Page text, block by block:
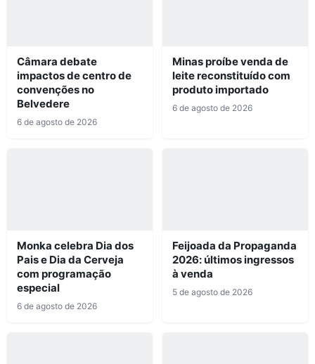
Câmara debate
impactos de centro de
convenções no
Belvedere
6 de agosto de 2026
Minas proíbe venda de
leite reconstituído com
produto importado
6 de agosto de 2026
Monka celebra Dia dos
Pais e Dia da Cerveja
com programação
especial
6 de agosto de 2026
Feijoada da Propaganda
2026: últimos ingressos
à venda
5 de agosto de 2026